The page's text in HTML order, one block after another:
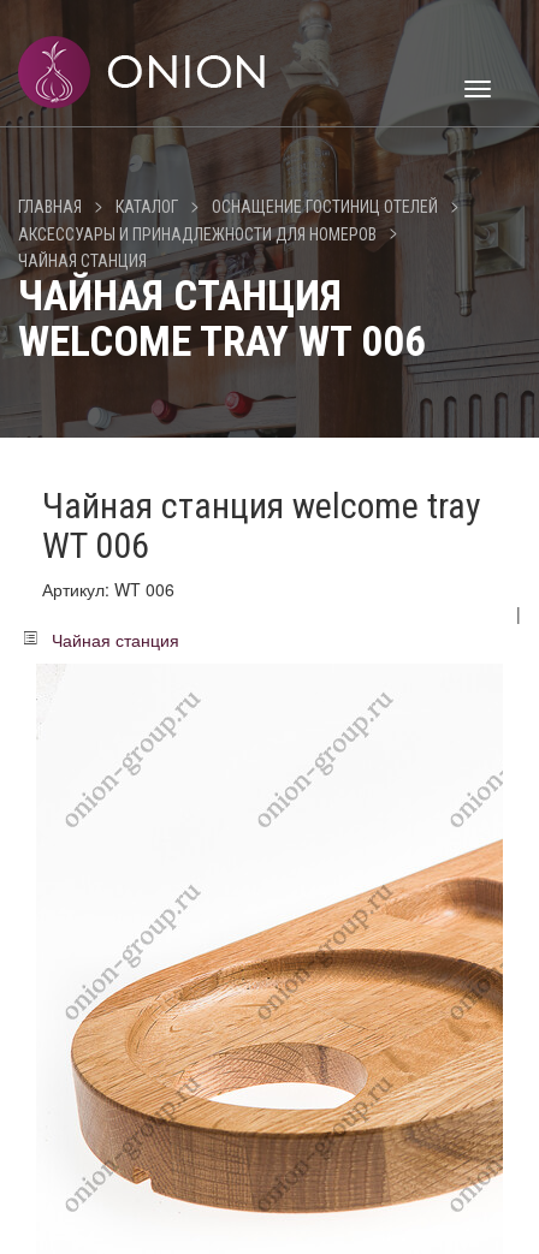
Toggle
ГЛАВНАЯ > КАТАЛОГ > ОСНАЩЕНИЕ ГОСТИНИЦ ОТЕЛЕЙ >
АКСЕССУАРЫ И ПРИНАДЛЕЖНОСТИ ДЛЯ НОМЕРОВ >
ЧАЙНАЯ СТАНЦИЯ
ЧАЙНАЯ СТАНЦИЯ
WELCOME TRAY WT 006
Чайная станция welcome tray
WT 006
Артикул: WT 006
|
Чайная станция